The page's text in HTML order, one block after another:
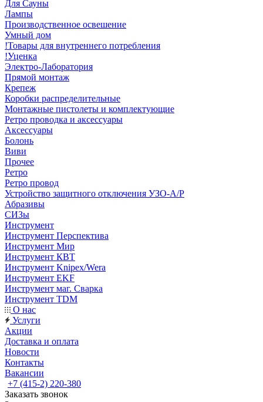
Для Сауны
Лампы
Производственное освешение
Умный дом
!Товары для внутреннего потребления
!Уценка
Электро-Лаборатория
Прямой монтаж
Крепеж
Коробки распределительные
Монтажные пистолеты и комплектующие
Ретро проводка и аксессуары
Аксессуары
Болонь
Виви
Прочее
Ретро
Ретро провод
Устройство защитного отключения УЗО-А/Р
Абразивы
СИЗы
Инструмент
Инструмент Перспектива
Инструмент Мир
Инструмент КВТ
Инструмент Knipex/Wera
Инструмент EKF
Инструмент маг. Сварка
Инструмент TDM
О нас
Услуги
Акции
Доставка и оплата
Новости
Контакты
Вакансии
+7 (415-2) 220-380
Заказать звонок